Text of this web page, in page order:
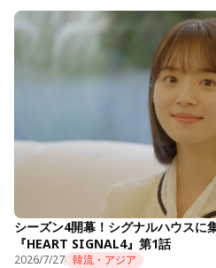
シーズン4開幕！シグナルハウスに
『HEART SIGNAL4』第1話
2026/7/27 韓流・アジア